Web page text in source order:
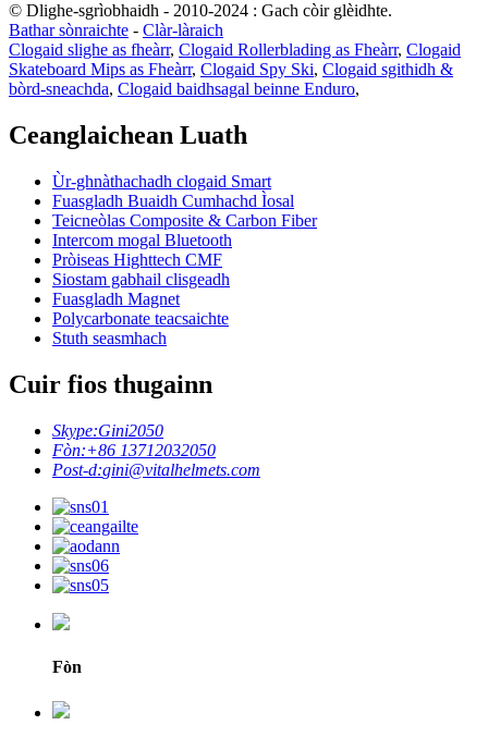
© Dlighe-sgrìobhaidh - 2010-2024 : Gach còir glèidhte.
Bathar sònraichte - Clàr-làraich
Clogaid slighe as fheàrr, Clogaid Rollerblading as Fheàrr, Clogaid
Skateboard Mips as Fheàrr, Clogaid Spy Ski, Clogaid sgithidh &
bòrd-sneachda, Clogaid baidhsagal beinne Enduro,
Ceanglaichean Luath
Ùr-ghnàthachadh clogaid Smart
Fuasgladh Buaidh Cumhachd Ìosal
Teicneòlas Composite & Carbon Fiber
Intercom mogal Bluetooth
Pròiseas Highttech CMF
Siostam gabhail clisgeadh
Fuasgladh Magnet
Polycarbonate teacsaichte
Stuth seasmhach
Cuir fios thugainn
Skype:Gini2050
Fòn:+86 13712032050
Post-d:gini@vitalhelmets.com
Fòn